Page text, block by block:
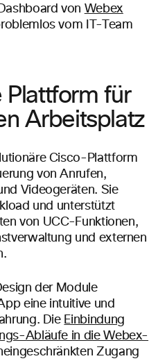
von Webex
vom IT-Team
Plattform für
Arbeitsplatz
Cisco-Plattform
von Anrufen,
Videogeräten. Sie
und unterstützt
von UCC-Funktionen,
und externen
der Module
eine intuitive und
Die Einbindung
Abläufe in die Webex-
Zugang